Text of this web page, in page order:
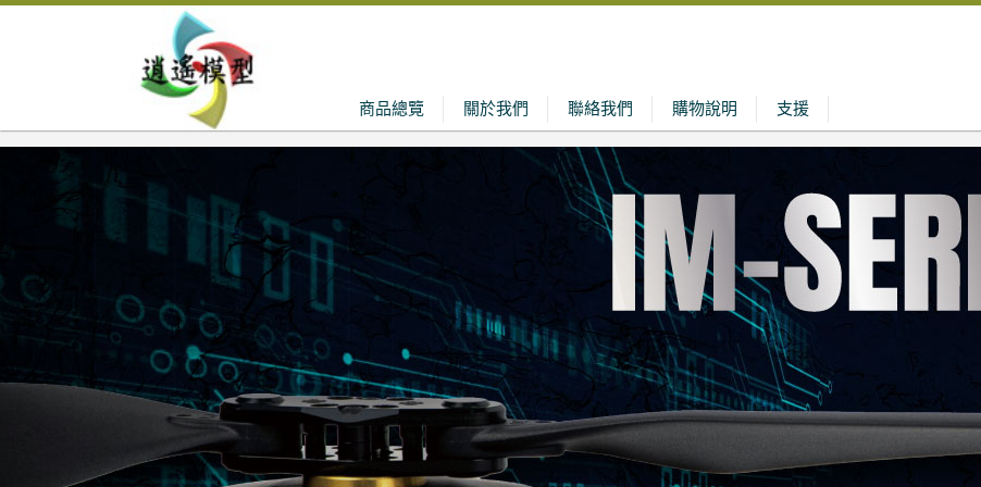
商品總覽 關於我們 聯絡我們 購物說明 支援